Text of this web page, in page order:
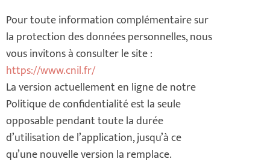
Pour toute information complémentaire sur
la protection des données personnelles, nous
vous invitons à consulter le site :
https://www.cnil.fr/
La version actuellement en ligne de notre
Politique de confidentialité est la seule
opposable pendant toute la durée
d’utilisation de l’application, jusqu’à ce
qu’une nouvelle version la remplace.